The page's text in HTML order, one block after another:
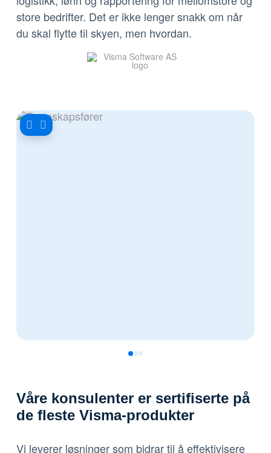
store bedrifter. Det er ikke lenger snakk om når
du skal flytte til skyen, men hvordan.
012
Våre konsulenter er sertifiserte på
de fleste Visma-produkter
Vi leverer løsninger som bidrar til å effektivisere